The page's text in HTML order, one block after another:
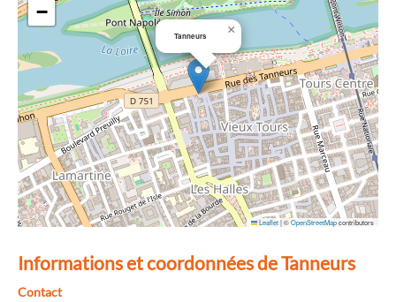
Tanneurs ×
−
Leaflet|©OpenStreetMapcontributors
Informations et coordonnées de Tanneurs
Contact